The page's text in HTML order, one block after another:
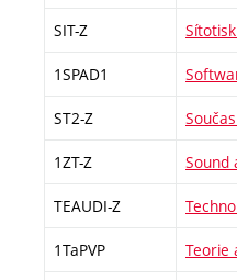
SIT-Z
1SPAD1
ST2-Z
1ZT-Z Sound
TEAUDI-Z
1TaPVP Teorie